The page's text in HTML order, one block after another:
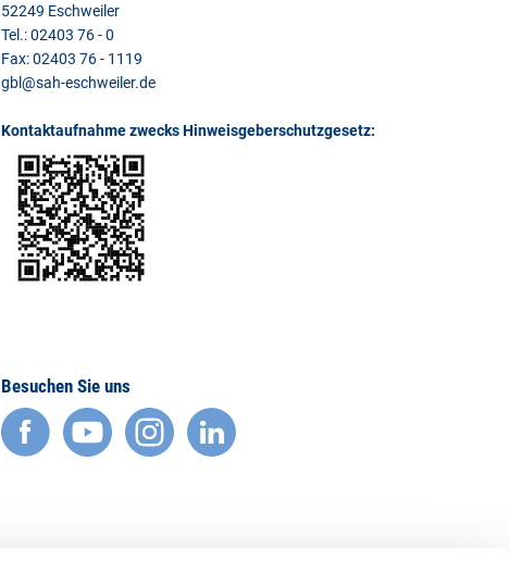
52249 Eschweiler
Tel.: 02403 76 - 0
Fax: 02403 76 - 1119
gbl@sah-eschweiler.de
Kontaktaufnahme zwecks Hinweisgeberschutzgesetz:
Besuchen Sie uns
facebook
YouTube
Instagram